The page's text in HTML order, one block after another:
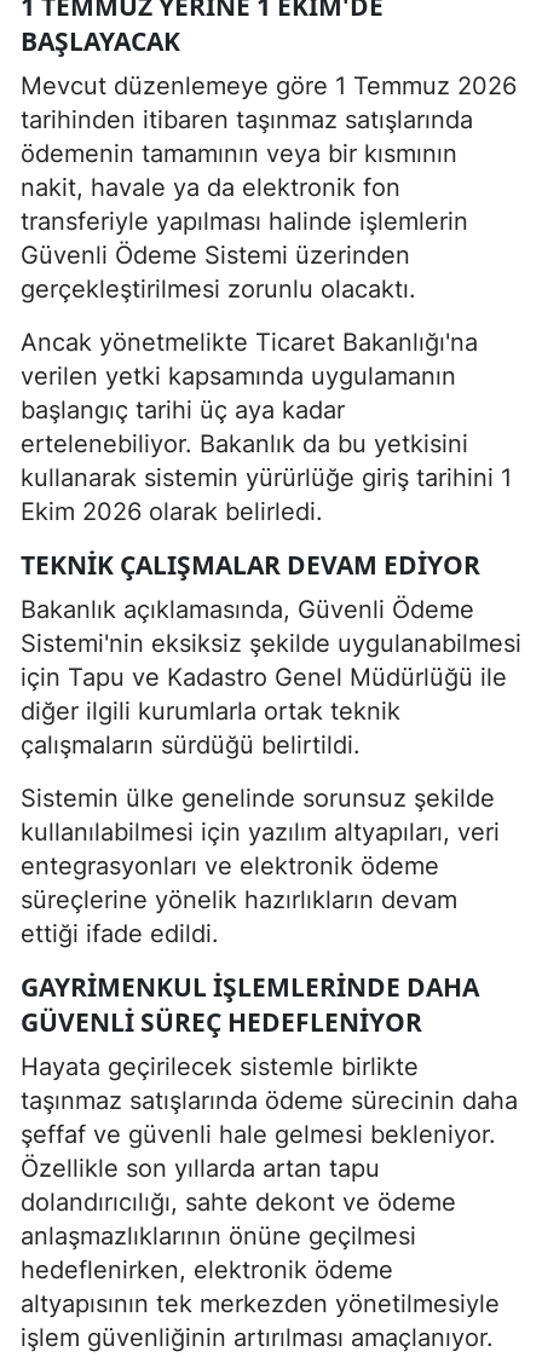
BAŞLAYACAK
Mevcut düzenlemeye göre 1 Temmuz 2026
tarihinden itibaren taşınmaz satışlarında
ödemenin tamamının veya bir kısmının
nakit, havale ya da elektronik fon
transferiyle yapılması halinde işlemlerin
Güvenli Ödeme Sistemi üzerinden
gerçekleştirilmesi zorunlu olacaktı.
Ancak yönetmelikte Ticaret Bakanlığı'na
verilen yetki kapsamında uygulamanın
başlangıç tarihi üç aya kadar
ertelenebiliyor. Bakanlık da bu yetkisini
kullanarak sistemin yürürlüğe giriş tarihini 1
Ekim 2026 olarak belirledi.
TEKNIK ÇALIŞMALAR DEVAM EDIYOR
Bakanlık açıklamasında, Güvenli Ödeme
Sistemi'nin eksiksiz şekilde uygulanabilmesi
için Tapu ve Kadastro Genel Müdürlüğü ile
diğer ilgili kurumlarla ortak teknik
çalışmaların sürdüğü belirtildi.
Sistemin ülke genelinde sorunsuz şekilde
kullanılabilmesi için yazılım altyapıları, veri
entegrasyonları ve elektronik ödeme
süreçlerine yönelik hazırlıkların devam
ettiği ifade edildi.
GAYRIMENKUL IŞLEMLERINDE DAHA
GÜVENLI SÜREÇ HEDEFLENIYOR
Hayata geçirilecek sistemle birlikte
taşınmaz satışlarında ödeme sürecinin daha
şeffaf ve güvenli hale gelmesi bekleniyor.
Özellikle son yıllarda artan tapu
dolandırıcılığı, sahte dekont ve ödeme
anlaşmazlıklarının önüne geçilmesi
hedeflenirken, elektronik ödeme
altyapısının tek merkezden yönetilmesiyle
işlem güvenliğinin artırılması amaçlanıyor.